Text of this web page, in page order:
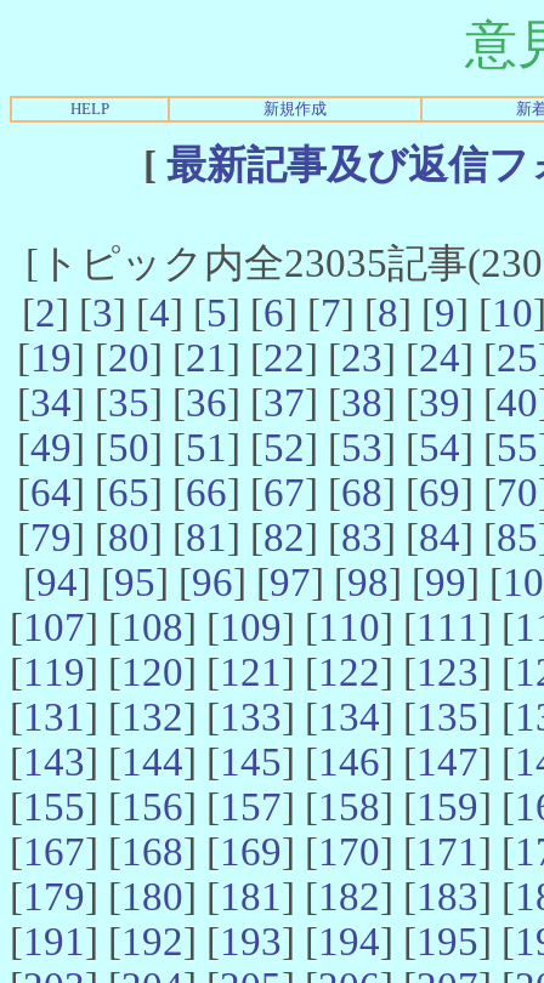
意
HELP 新規作成 新
[ 最新記事及び返信
[トピック内全23035記事
[2] [3] [4] [5] [6] [7] [8] [9] [10
[19] [20] [21] [22] [23] [24] [25
[34] [35] [36] [37] [38] [39] [40
[49] [50] [51] [52] [53] [54] [55
[64] [65] [66] [67] [68] [69] [70
[79] [80] [81] [82] [83] [84] [85
[94] [95] [96] [97] [98] [99] [
[107] [108] [109] [110] [111] [
[119] [120] [121] [122] [123] [
[131] [132] [133] [134] [135] [
[143] [144] [145] [146] [147] [
[155] [156] [157] [158] [159] [
[167] [168] [169] [170] [171] [
[179] [180] [181] [182] [183] [
[191] [192] [193] [194] [195] [